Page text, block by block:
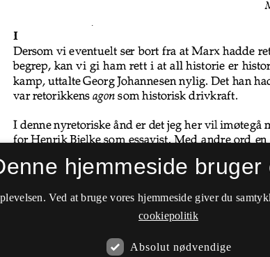
hjemmeside bruger
Ved at bruge vores hjemmeside giver du
cookiepolitik
Absolut nødvendige